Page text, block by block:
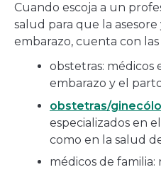
Cuando escoja a un
salud para que la
embarazo, cuenta con
obstetras: médicos
embarazo y el
obstetras/
especializados en
como en la salud
médicos de